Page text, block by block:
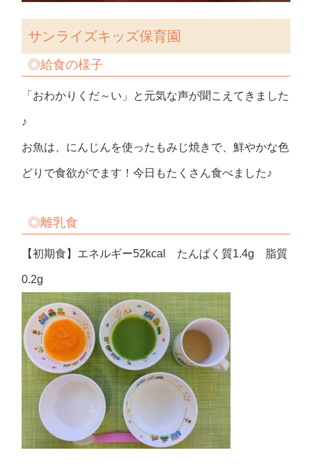
サンライズキッズ保育園
◎給食の様子
「おわかりくだ～い」と元気な声が聞こえてきました
♪
お魚は、にんじんを使ったもみじ焼きで、鮮やかな色
どりで食欲がでます！今日もたくさん食べました♪
◎離乳食
【初期食】エネルギー52kcal たんぱく質1.4g 脂質
0.2g